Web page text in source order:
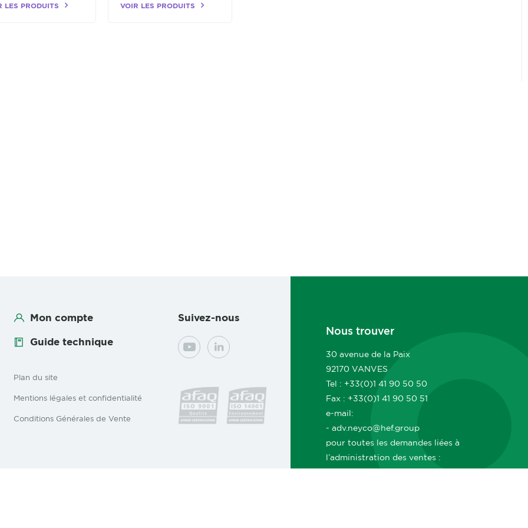
LES PRODUITS VOIR LES PRODUITS
Mon compte
Guide technique
Suivez-nous
YouTubeLinkedIn
Plan du site
Mentions légales et confidentialité
Conditions Générales de Vente
Nous trouver
30 avenue de la Paix
92170 VANVES
Tel : +33(0)1 41 90 50 50
Fax : +33(0)1 41 90 50 51
e-mail:
- adv.neyco@hef.group
pour toutes les demandes liées à
l’administration des ventes :
commandes, suivi, livraisons, délais,